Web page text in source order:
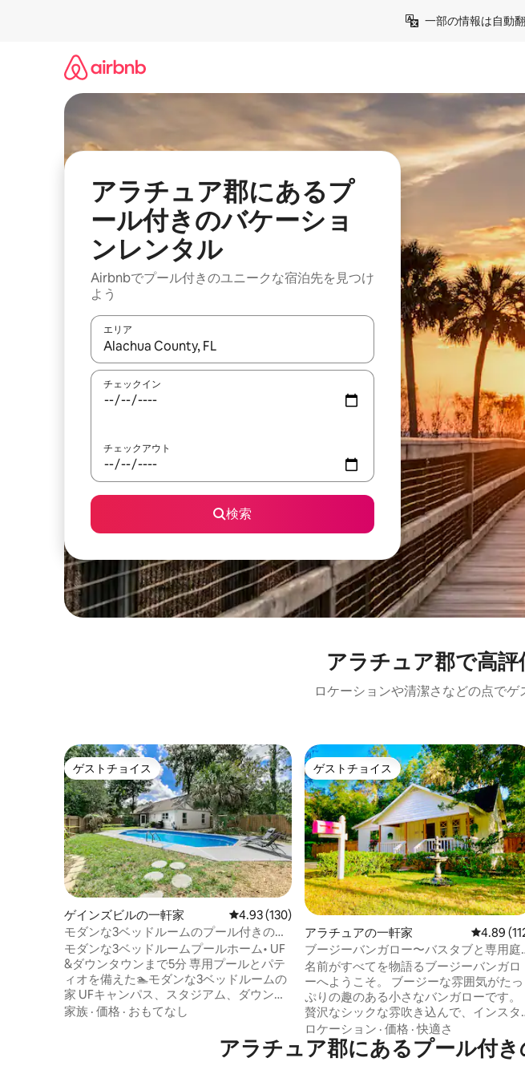
一部の情報は自動
アラチュア郡にあるプ
ール付きのバケーショ
ンレンタル
Airbnbでプール付きのユニークな宿泊先を見つけ
よう
エリア
検索結果が表示されたら、上下の矢印キーを使って移動するか、画面をタッチまた
チェックイン
チェックアウト
検索
アラチュア郡で高
ロケーションや清潔さなどの点でゲ
ゲストチョイス
ゲストチョイス
ゲインズビルの一軒家 レビュー130件、5つ星中4.93つ星の平均評価
4.93 (130)
モダンな3ベッドルームのプール付きの家
｜UF、ダウンタウン、ダイニングの近く
モダンな3ベッドルームプールホーム• UF
&ダウンタウンまで5分 専用プールとパテ
ィオを備えた🏊モダンな3ベッドルームの
家 UFキャンパス、スタジアム、ダウンタ
ウンのダイニングまで🚗5分 🍳 充実したキ
ッド+快適な寝室でゆっくりお休みくださ
い 夜の集まりのための🔥ファイヤーピッ
家族 · 価格 · おもてなし
ゲストチョイス
ゲストチョイス
アラチュアの一軒家 レビュー
4.89
ブージーバンガロー〜バスタブと専用庭
付き！
名前がすべてを物語るブージーバンガロ
ーへようこそ。 ブージーな雰囲気がたっ
ぷりの趣のある小さなバンガローです。
贅沢なシックな雰吹き込んで、インスタ
映えすること間違いなし。 新しく改装さ
れ、内なるスパの感覚を刺激するように
デザインされています。 ローブ、ビーチ
ロケーション · 価格 ·快適さ
アラチュア郡にあるプール付